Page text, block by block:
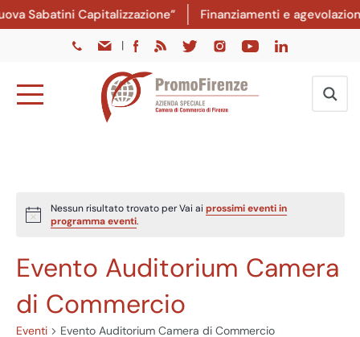
Sabatini Capitalizzazione” Finanziamenti e
|
Notice
Nessun risultato trovato per Vai ai prossimi eventi in
programma eventi.
Evento Auditorium Camera
di Commercio
Eventi Evento Auditorium Camera di Commercio